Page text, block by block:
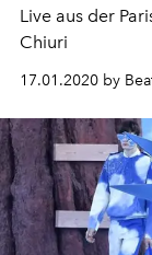
Live aus der
Chiuri
17.01.2020 by